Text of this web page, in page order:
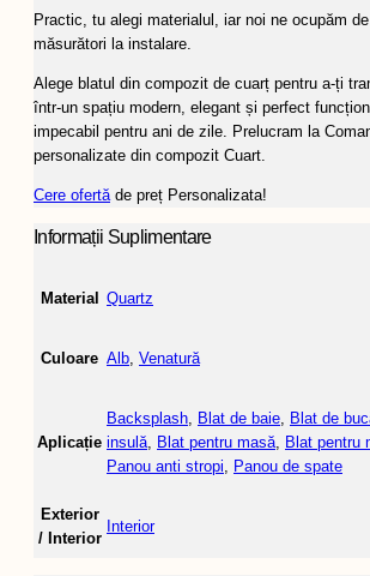
Practic, tu alegi materialul, iar noi ne ocupăm
măsurători la instalare.
Alege blatul din compozit de cuarț pentru a-ți
într-un spațiu modern, elegant și perfect
impecabil pentru ani de zile. Prelucram la
personalizate din compozit Cuart.
Cere ofertă de preț Personalizata!
Informații Suplimentare
Material Quartz
Culoare Alb, Venatură
Aplicație
Backsplash, Blat de baie, Blat de
insulă, Blat pentru masă, Blat pentru
Panou anti stropi, Panou de spate
Exterior
/ Interior
Interior